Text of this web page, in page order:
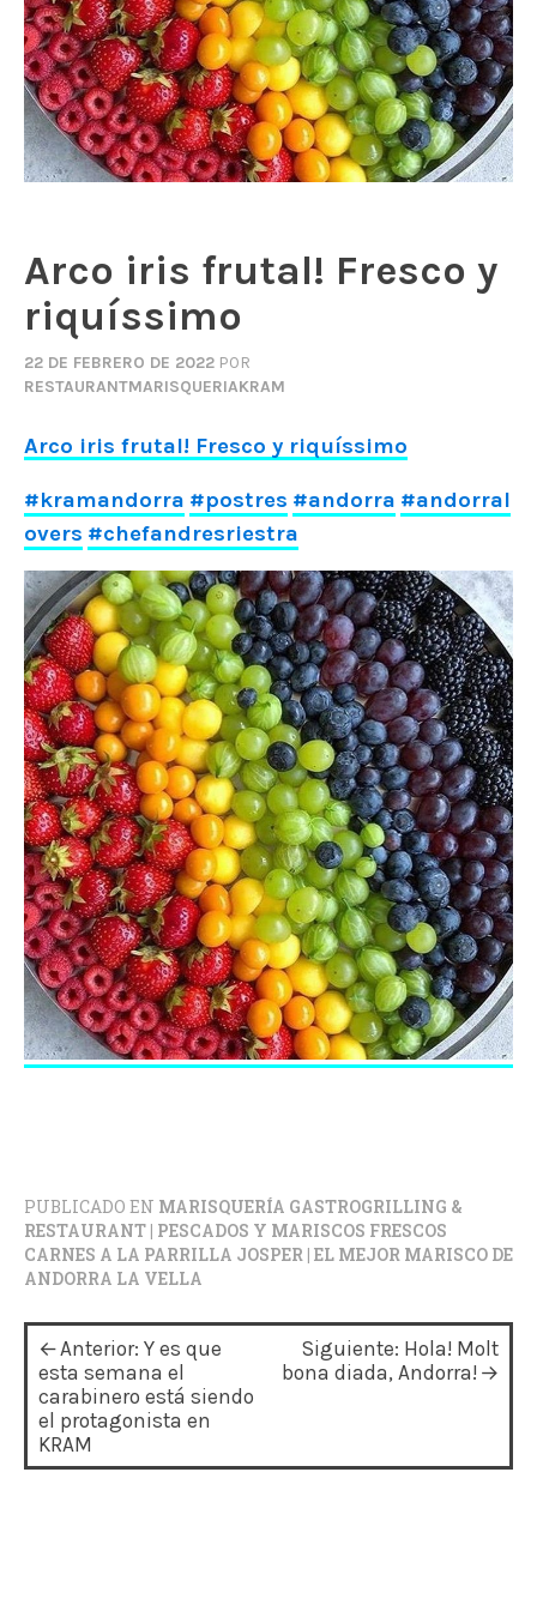
Arco iris frutal! Fresco y
riquíssimo
22 DE FEBRERO DE 2022 POR
RESTAURANTMARISQUERIAKRAM
Arco iris frutal! Fresco y riquíssimo
#kramandorra #postres #andorra #andorral
overs #chefandresriestra
PUBLICADO EN MARISQUERÍA GASTROGRILLING &
RESTAURANT | PESCADOS Y MARISCOS FRESCOS
CARNES A LA PARRILLA JOSPER | EL MEJOR MARISCO DE
ANDORRA LA VELLA
N
a
v
e
Anterior: Y es que
esta semana el
carabinero está siendo
el protagonista en
KRAM
Siguiente: Hola! Molt
bona diada, Andorra!